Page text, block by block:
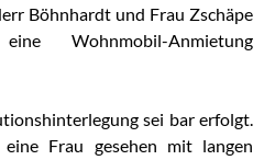
Böhnhardt und Frau Zschäpe
Wohnmobil-Anmietung
sei bar erfolgt.
Frau gesehen mit langen